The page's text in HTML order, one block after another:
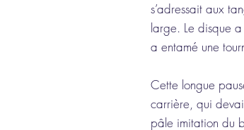
s’adressait aux
large. Le disque
a entamé une
Cette longue
carrière, qui
pâle imitation du